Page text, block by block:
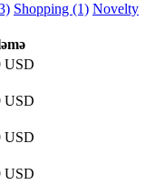
Shopping (1) Novelty
USD
USD
USD
USD